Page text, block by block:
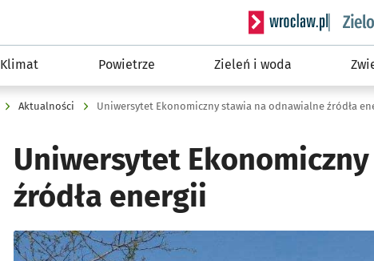
Serwis informacyjny
Klimat Powietrze Zieleń i woda
Aktualności Uniwersytet Ekonomiczny stawia na odnawialne źródła
Uniwersytet
źródła energii
Kliknij, aby powiększyć